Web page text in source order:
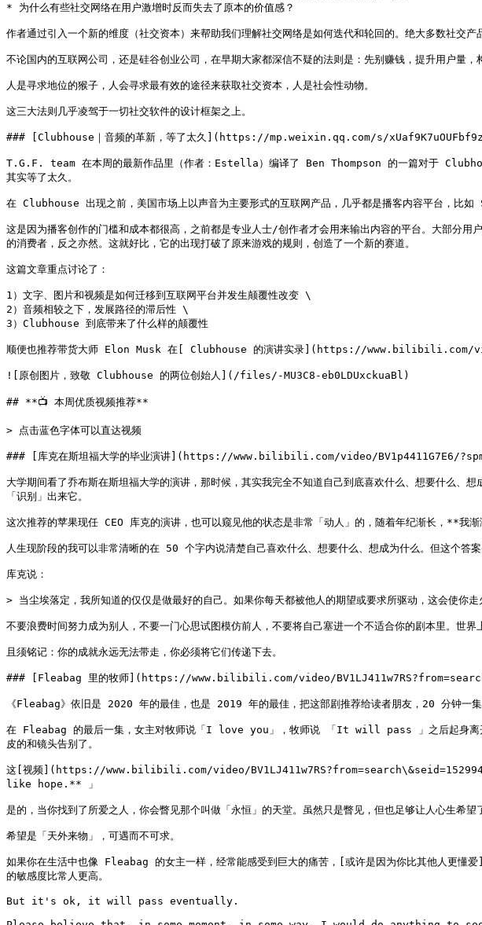
* 为什么有些社交网络在用户激增时反而失去了原本的价值感？
作者通过引入一个新的维度（社交资本）来帮助我们理解社交网络是如何迭代和轮回的。绝大多数社交
不论国内的互联网公司，还是硅谷创业公司，在早期大家都深信不疑的法则是：先别赚钱，提升用户量
人是寻求地位的猴子，人会寻求最有效的途径来获取社交资本，人是社会性动物。
这三大法则几乎凌驾于一切社交软件的设计框架之上。
### [Clubhouse｜音频的革新，等了太久](https://mp.weixin.qq.com/s/
T.G.F. team 在本周的最新作品里（作者：Estella）编译了 Ben Thompson 的一篇对于
其实等了太久。
在 Clubhouse 出现之前，美国市场上以声音为主要形式的互联网产品，几乎都是播客内容平台，比
这是因为播客创作的门槛和成本都很高，之前都是专业人士/创作者才会用来输出内容的平台。大部分
的消费者，反之亦然。这就好比，它的出现打破了原来游戏的规则，创造了一个新的赛道。
这篇文章重点讨论了：
1）文字、图片和视频是如何迁移到互联网平台并发生颠覆性改变 \
2）音频相较之下，发展路径的滞后性 \
3）Clubhouse 到底带来了什么样的颠覆性
顺便也推荐带货大师 Elon Musk 在[ Clubhouse 的演讲实录](https://www.bilibili.com/
![原创图片，致敬 Clubhouse 的两位创始人](/files/-MU3C8-eb0LDUxckuaBl)
## **📺 本周优质视频推荐**
> 点击蓝色字体可以直达视频
### [库克在斯坦福大学的毕业演讲](https://www.bilibili.com/video/BV1p4411G7E6/
大学期间看了乔布斯在斯坦福大学的演讲，那时候，其实我完全不知道自己到底喜欢什么、想要什么、
「识别」出来它。
这次推荐的苹果现任 CEO 库克的演讲，也可以窥见他的状态是非常「动人」的，随着年纪渐长，**我
人生现阶段的我可以非常清晰的在 50 个字内说清楚自己喜欢什么、想要什么、想成为什么。但这个答
库克说：
> 当尘埃落定，我所知道的仅仅是做最好的自己。如果你每天都被他人的期望或要求所驱动，这会使你走
不要浪费时间努力成为别人，不要一门心思试图模仿前人，不要将自己塞进一个不适合你的剧本里。世
且须铭记：你的成就永远无法带走，你必须将它们传递下去。
### [Fleabag 里的牧师](https://www.bilibili.com/video/
《Fleabag》依旧是 2020 年的最佳，也是 2019 年的最佳，把这部剧推荐给读者朋友，20 分钟一集
在 Fleabag 的最后一集，女主对牧师说「I love you」，牧师说 「It will pass 」之后起身离开这
皮的和镜头告别了。
这[视频](https://www.bilibili.com/video/
like hope.** 」
是的，当你找到了所爱之人，你会瞥见那个叫做「永恒」的天堂。虽然只是瞥见，但也足够让人心生希望
希望是「天外来物」，可遇而不可求。
如果你在生活中也像 Fleabag 的女主一样，经常能感受到巨大的痛苦，[或许是因为你比
的敏感度比常人更高。
But it's ok, it will pass eventually.